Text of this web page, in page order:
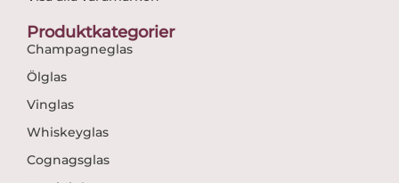
Produktkategorier
Champagneglas
Ölglas
Vinglas
Whiskeyglas
Cognagsglas